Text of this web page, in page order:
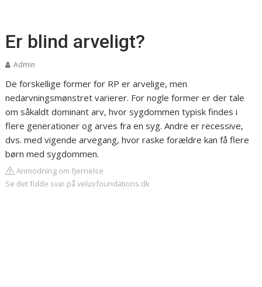
Er blind arveligt?
Admin
De forskellige former for RP er arvelige, men
nedarvningsmønstret varierer. For nogle former er der tale
om såkaldt dominant arv, hvor sygdommen typisk findes i
flere generationer og arves fra en syg. Andre er recessive,
dvs. med vigende arvegang, hvor raske forældre kan få flere
børn med sygdommen.
Anmodning om fjernelse
Se det fulde svar på veluxfoundations.dk